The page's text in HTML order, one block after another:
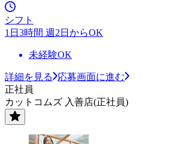
シフト
1日3時間 週2日からOK
未経験OK
詳細を見る
応募画面に進む
正社員
カットコムズ 入善店(正社員)